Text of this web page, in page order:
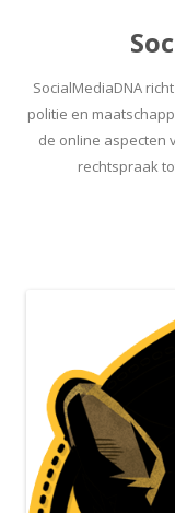
SocialMediaDNA
politie en
de online aspecten
rechtspraak